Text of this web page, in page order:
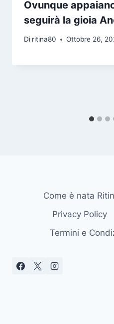
Ovunque
seguirà la gioia
Di ritina80 Ottobre 26,
Come è nata
Privacy Policy
Termini e